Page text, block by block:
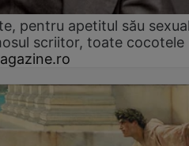
pentru apetitul său
scriitor, toate cocotele